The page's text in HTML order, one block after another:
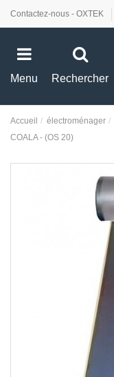
Contactez-nous - OXTEK
Menu Rechercher
Accueil électroménager
COALA - (OS 20)